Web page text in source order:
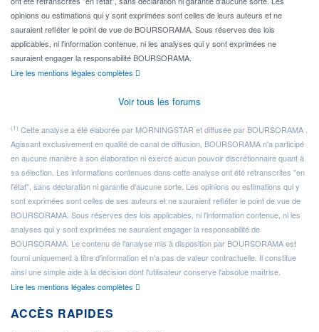
opinions ou estimations qui y sont exprimées sont celles de leurs auteurs et ne
sauraient refléter le point de vue de BOURSORAMA. Sous réserves des lois
applicables, ni l'information contenue, ni les analyses qui y sont exprimées ne
sauraient engager la responsabilité BOURSORAMA.
Lire les mentions légales complètes
Voir tous les forums
(1) Cette analyse a été élaborée par MORNINGSTAR et diffusée par BOURSORAMA .
Agissant exclusivement en qualité de canal de diffusion, BOURSORAMA n'a participé
en aucune manière à son élaboration ni exercé aucun pouvoir discrétionnaire quant à
sa sélection. Les informations contenues dans cette analyse ont été retranscrites "en
l'état", sans déclaration ni garantie d'aucune sorte. Les opinions ou estimations qui y
sont exprimées sont celles de ses auteurs et ne sauraient refléter le point de vue de
BOURSORAMA. Sous réserves des lois applicables, ni l'information contenue, ni les
analyses qui y sont exprimées ne sauraient engager la responsabilité de
BOURSORAMA. Le contenu de l'analyse mis à disposition par BOURSORAMA est
fourni uniquement à titre d'information et n'a pas de valeur contractuelle. Il constitue
ainsi une simple aide à la décision dont l'utilisateur conserve l'absolue maîtrise.
Lire les mentions légales complètes
ACCÈS RAPIDES